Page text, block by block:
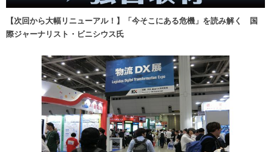
【次回から大幅リニューアル！】「今そこにある危機」を読み解く 国
際ジャーナリスト・ビニシウス氏